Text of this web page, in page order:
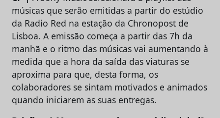
músicas que serão emitidas a partir do estúdio
da Radio Red na estação da Chronopost de
Lisboa. A emissão começa a partir das 7h da
manhã e o ritmo das músicas vai aumentando à
medida que a hora da saída das viaturas se
aproxima para que, desta forma, os
colaboradores se sintam motivados e animados
quando iniciarem as suas entregas.